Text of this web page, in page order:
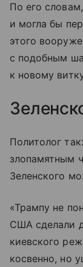
По его
и могла бы
этого
с подобным
к новому
Политолог
злопамятным
Зеленского
«Трампу не
США сделали
киевского
косвенно, но